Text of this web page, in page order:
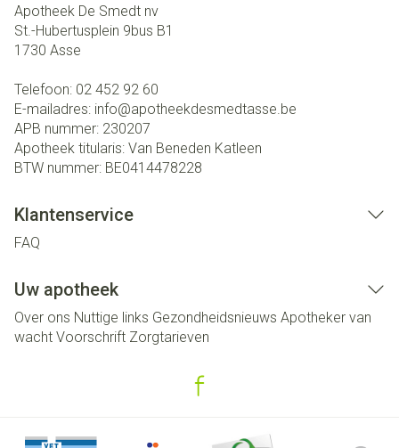
Apotheek De Smedt nv
St.-Hubertusplein 9bus B1
1730 Asse
Telefoon: 02 452 92 60
E-mailadres: info@apotheekdesmedtasse.be
APB nummer: 230207
Apotheek titularis: Van Beneden Katleen
BTW nummer: BE0414478228
Klantenservice
FAQ
Uw apotheek
Over ons Nuttige links Gezondheidsnieuws Apotheker van
wacht Voorschrift Zorgtarieven